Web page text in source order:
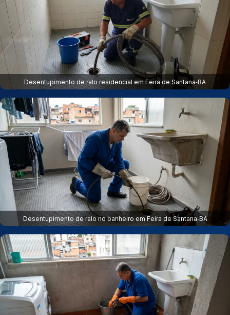
Desentupimento de ralo residencial em Feira de Santana‑BA
Desentupimento de ralo no banheiro em Feira de Santana‑BA